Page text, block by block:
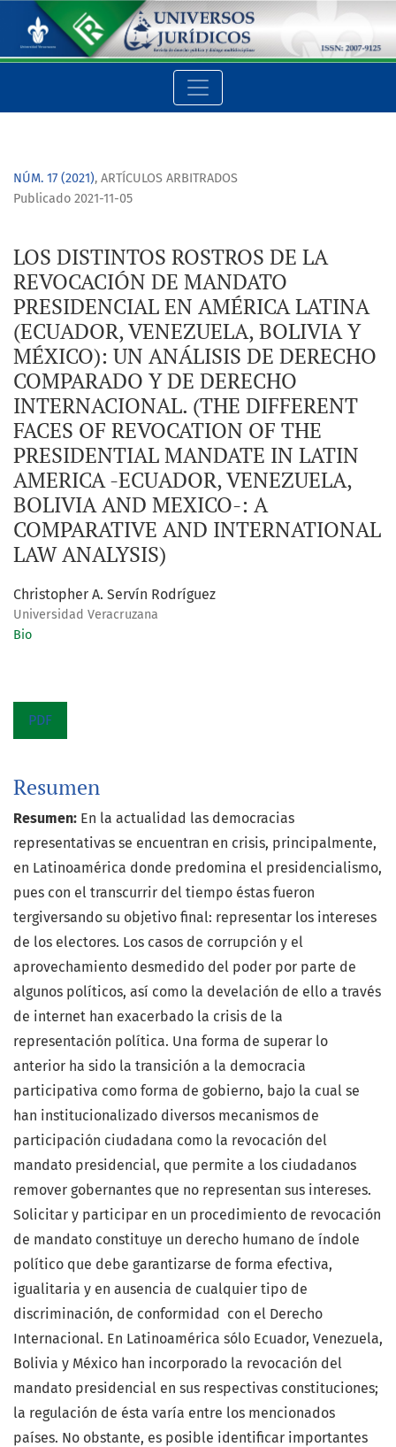
LOS DISTINTOS ROSTROS DE LA REVOCACIÓN DE MANDATO
NÚM. 17 (2021), ARTÍCULOS ARBITRADOS
LOS DISTINTOS ROSTROS DE LA
REVOCACIÓN DE MANDATO
PRESIDENCIAL EN AMÉRICA LATINA
(ECUADOR, VENEZUELA, BOLIVIA Y
MÉXICO): UN ANÁLISIS DE DERECHO
COMPARADO Y DE DERECHO
INTERNACIONAL. (THE DIFFERENT
FACES OF REVOCATION OF THE
PRESIDENTIAL MANDATE IN LATIN
AMERICA -ECUADOR, VENEZUELA,
BOLIVIA AND MEXICO-: A
COMPARATIVE AND INTERNATIONAL
LAW ANALYSIS)
Publicado 2021-11-05
Christopher A. Servín Rodríguez
Universidad Veracruzana
Bio
PDF
Resumen
Resumen: En la actualidad las democracias
representativas se encuentran en crisis, principalmente,
en Latinoamérica donde predomina el presidencialismo,
pues con el transcurrir del tiempo éstas fueron
tergiversando su objetivo final: representar los intereses
de los electores. Los casos de corrupción y el
aprovechamiento desmedido del poder por parte de
algunos políticos, así como la develación de ello a través
de internet han exacerbado la crisis de la
representación política. Una forma de superar lo
anterior ha sido la transición a la democracia
participativa como forma de gobierno, bajo la cual se
han institucionalizado diversos mecanismos de
participación ciudadana como la revocación del
mandato presidencial, que permite a los ciudadanos
remover gobernantes que no representan sus intereses.
Solicitar y participar en un procedimiento de revocación
de mandato constituye un derecho humano de índole
político que debe garantizarse de forma efectiva,
igualitaria y en ausencia de cualquier tipo de
discriminación, de conformidad con el Derecho
Internacional. En Latinoamérica sólo Ecuador, Venezuela,
Bolivia y México han incorporado la revocación del
mandato presidencial en sus respectivas constituciones;
la regulación de ésta varía entre los mencionados
países. No obstante, es posible identificar importantes